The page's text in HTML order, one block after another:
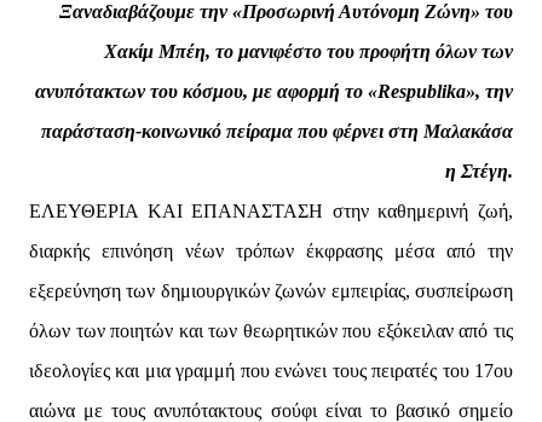
Ξαναδιαβάζουμε την «Προσωρινή Αυτόνομη Ζώνη» του
Χακίμ Μπέη, το μανιφέστο του προφήτη όλων των
ανυπότακτων του κόσμου, με αφορμή το «Respublika», την
παράσταση-κοινωνικό πείραμα που φέρνει στη Μαλακάσα
η Στέγη.
ΕΛΕΥΘΕΡΙΑ ΚΑΙ ΕΠΑΝΑΣΤΑΣΗ στην καθημερινή ζωή,
διαρκής επινόηση νέων τρόπων έκφρασης μέσα από την
εξερεύνηση των δημιουργικών ζωνών εμπειρίας, συσπείρωση
όλων των ποιητών και των θεωρητικών που εξόκειλαν από τις
ιδεολογίες και μια γραμμή που ενώνει τους πειρατές του 17ου
αιώνα με τους ανυπότακτους σούφι είναι το βασικό σημείο